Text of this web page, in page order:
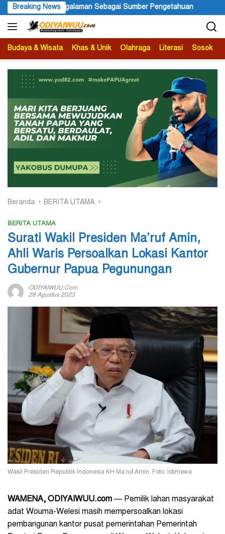
Langsung
ke
konten
Breaking News
Sebagai Sumber Pengetahuan Ketua APS Papua
Budaya & Wisata Khas & Unik Olahraga Literasi Sosok
Beranda BERITA UTAMA
BERITA UTAMA
Surati Wakil Presiden Ma’ruf Amin,
Ahli Waris Persoalkan Lokasi Kantor
Gubernur Papua Pegunungan
ODIYAIWUU.com
28 Agustus 2023
Wakil Presiden Republik Indonesia KH Ma’ruf Amin. Foto: Istimewa
WAMENA, ODIYAIWUU.com — Pemilik lahan masyarakat
adat Wouma-Welesi masih mempersoalkan lokasi
pembangunan kantor pusat pemerintahan Pemerintah